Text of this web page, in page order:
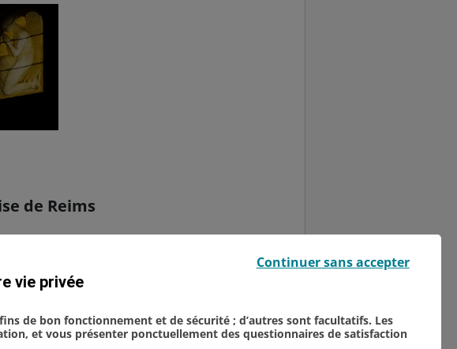
de Reims
Lalique de l’Église Saint-Nicaise, le
organisée par l’association "Les
vie privée
de bon fonctionnement et de sécurité ; d’autres sont facultatifs. Les
et vous présenter ponctuellement des questionnaires de satisfaction
Continuer sans accepter